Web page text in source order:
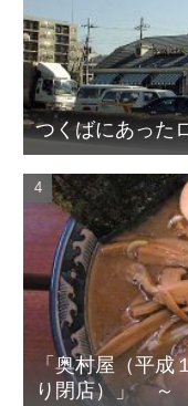
つくばにあった
「奥村屋（平
り閉店）」 ～